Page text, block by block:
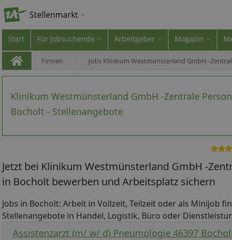
Stellenmarkt
Start Für Jobsuchende Arbeitgeber Magazin
Firmen Jobs Klinikum Westmünsterland GmbH -
Klinikum Westmünsterland GmbH -Zentrale
Bocholt - Stellenangebote
Jetzt bei Klinikum Westmünsterland GmbH -
in Bocholt bewerben und Arbeitsplatz sichern
Jobs in Bocholt: Arbeit in Vollzeit, Teilzeit oder als Minijob
Stellenangebote in Handel, Logistik, Büro oder
Assistenzarzt (m/ w/ d) Pneumologie 46397